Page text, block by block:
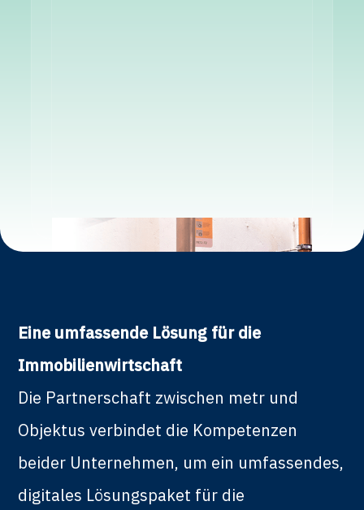
Eine umfassende Lösung für die
Immobilienwirtschaft
Die Partnerschaft zwischen metr und
Objektus verbindet die Kompetenzen
beider Unternehmen, um ein umfassendes,
digitales Lösungspaket für die